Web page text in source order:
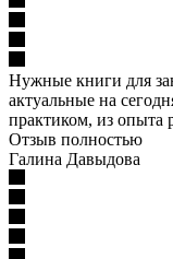
Нужные книги для
актуальные на
практиком, из опыта
Отзыв полностью
Галина Давыдова